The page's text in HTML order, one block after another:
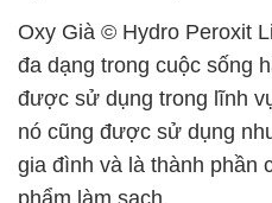
Oxy Già © Hydro Peroxit
đa dạng trong cuộc sống
được sử dụng trong lĩnh
nó cũng được sử dụng
gia đình và là thành phần
phẩm làm sạch.